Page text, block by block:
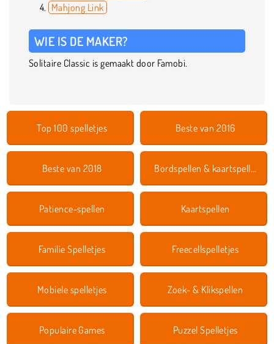
Mahjong Link
WIE IS DE MAKER?
Solitaire Classic is gemaakt door Famobi.
Top 100 spelletjes Beste van 2016
Beste van 2018 Bordspellen & kaartspellen
Patience-spellen Kaartspellen
Familie Spelletjes Freecellspelletjes
Mobiele spelletjes Zoek- & Klikspellen
Populaire Games Puzzel Spelletjes